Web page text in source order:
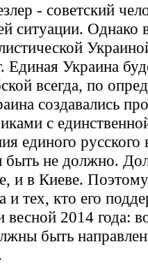
- советский
ситуации. Однако
Единая Украина
всегда, по
создавались
с
единого
быть не должно.
и в Киеве.
и тех, кто его
весной 2014 года:
быть